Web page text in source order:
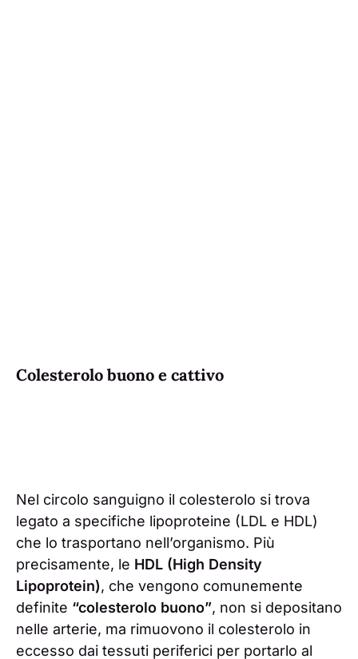
Colesterolo buono e cattivo
Nel circolo sanguigno il colesterolo si trova
legato a specifiche lipoproteine (LDL e HDL)
che lo trasportano nell’organismo. Più
precisamente, le HDL (High Density
Lipoprotein), che vengono comunemente
definite “colesterolo buono”, non si depositano
nelle arterie, ma rimuovono il colesterolo in
eccesso dai tessuti periferici per portarlo al